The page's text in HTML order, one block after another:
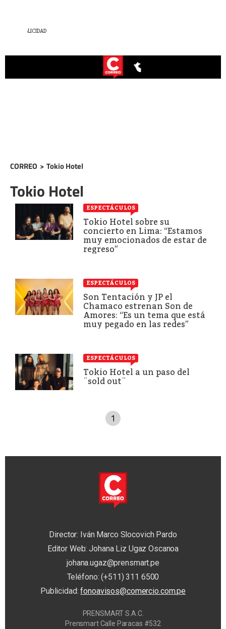
CORREO > Tokio Hotel
Tokio Hotel
ESPECTÁCULOS
Tokio Hotel sobre su
concierto en Lima: “Estamos
muy emocionados de estar de
regreso”
ESPECTÁCULOS
Son Tentación y JP el
Chamaco estrenan Son de
Amores: “Es un tema que está
muy pegado en las redes”
ESPECTÁCULOS
Tokio Hotel a un paso del
¨sold out¨
1
Director: Iván Marco Slocovich Pardo
Editor Web: Johana Liz Ugaz Oscanoa
johana.ugaz@prensmart.pe
Teléfono: (+511) 311 6500
Publicidad:fonoavisos@comercio.com.pe
PRENSMART S.A.C.
Prensmart Calle Paracas #532